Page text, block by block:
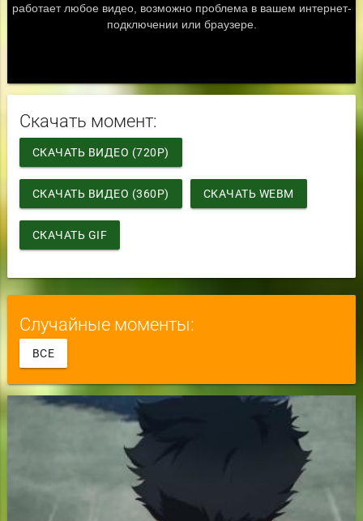
Скачать момент:
СКАЧАТЬ ВИДЕО (720P)
СКАЧАТЬ ВИДЕО (360P) СКАЧАТЬ WEBM
СКАЧАТЬ GIF
Случайные моменты:
ВСЕ